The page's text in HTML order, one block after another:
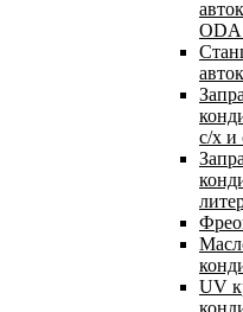
ODA
с/х и
UV